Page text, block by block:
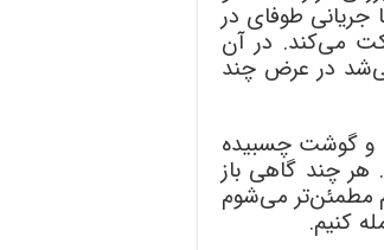
جریانی طوفای در
می‌کند. در آن
در عرض چند
و گوشت چسبیده
هر چند گاهی باز
مطمئن‌‌تر می‌شوم
کنیم.